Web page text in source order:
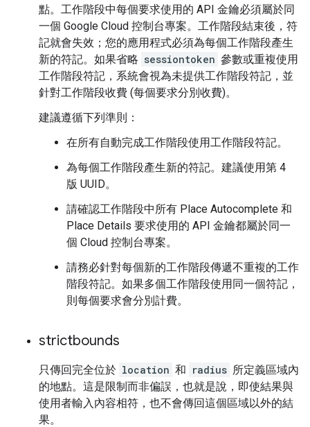
點。工作階段中每個要求使用的 API 金鑰必須屬於同
一個 Google Cloud 控制台專案。工作階段結束後，符
記就會失效；您的應用程式必須為每個工作階段產生
新的符記。如果省略 sessiontoken 參數或重複使用
工作階段符記，系統會視為未提供工作階段符記，並
針對工作階段收費 (每個要求分別收費)。
建議遵循下列準則：
在所有自動完成工作階段使用工作階段符記。
為每個工作階段產生新的符記。建議使用第 4
版 UUID。
請確認工作階段中所有 Place Autocomplete 和
Place Details 要求使用的 API 金鑰都屬於同一
個 Cloud 控制台專案。
請務必針對每個新的工作階段傳遞不重複的工作
階段符記。如果多個工作階段使用同一個符記，
則每個要求會分別計費。
strictbounds
只傳回完全位於 location 和 radius 所定義區域內
的地點。這是限制而非偏誤，也就是說，即使結果與
使用者輸入內容相符，也不會傳回這個區域以外的結
果。